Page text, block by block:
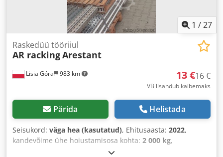
1 /27
Lisia Góra 983 km
Raskedüü tööriiul
AR rackingArestant
13 €16 €
VB lisandub käibemaks
Pärida Helistada
Seisukord: väga hea (kasutatud), Ehitusaasta: 2022,
kandevõime ühe hoiustamisosa kohta: 2 000 kg,
, kogukõrgus: